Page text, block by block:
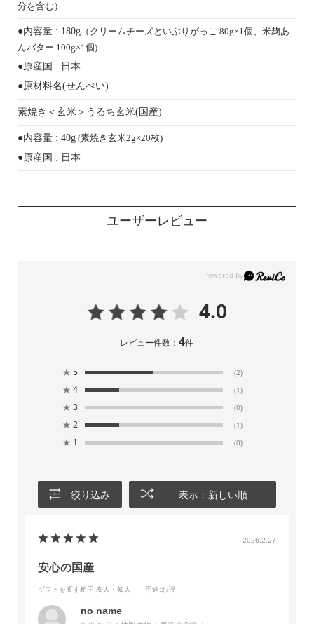
分を含む）
●内容量 : 180g （クリームチーズといぶりがっこ 80g×1個、米麹あ
んバター 100g×1個)
●原産国 : 日本
●原材料名(せんべい)
素焼き＜玄米＞ うるち玄米(国産)
●内容量 : 40g (素焼き玄米2g×20枚)
●原産国 : 日本
ユーザーレビュー
4.0
レビュー件数：4件
★ 5 (2)
★ 4 (1)
★ 3 (0)
★ 2 (1)
★ 1 (0)
絞り込み 表示：新しい順
2026.2.27
安心の国産
ギフトを渡す相手:友人・知人 用途:お祝
no name